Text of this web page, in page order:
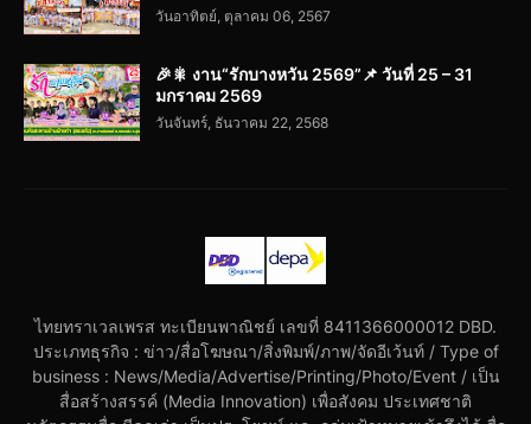
วันอาทิตย์, ตุลาคม 06, 2567
🎉🎇 งาน“รักบางหวัน 2569”📌 วันที่ 25 – 31
มกราคม 2569
วันจันทร์, ธันวาคม 22, 2568
ไทยทราเวลเพรส ทะเบียนพาณิชย์ เลขที่ 8411366000012 DBD.
ประเภทธุรกิจ : ข่าว/สื่อโฆษณา/สิ่งพิมพ์/ภาพ/จัดอีเว้นท์ / Type of
business : News/Media/Advertise/Printing/Photo/Event / เป็น
สื่อสร้างสรรค์ (Media Innovation) เพื่อสังคม ประเทศชาติ